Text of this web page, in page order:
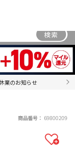
検索
業のお知らせ
商品番号： 69800209